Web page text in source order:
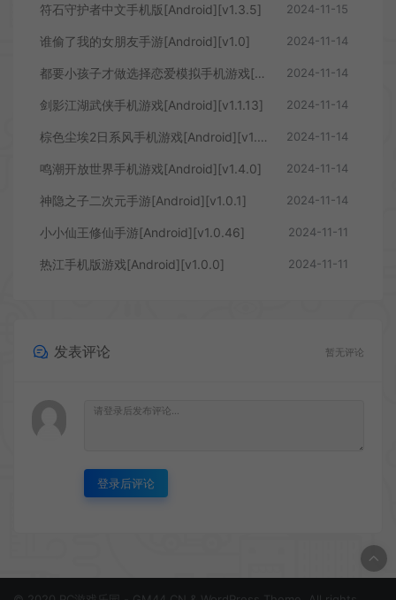
符石守护者中文手机版[Android][v1.3.5] 2024-11-15
谁偷了我的女朋友手游[Android][v1.0] 2024-11-14
都要小孩子才做选择恋爱模拟手机游戏[Android][v1.0.0.1] 2024-11-14
剑影江湖武侠手机游戏[Android][v1.1.13] 2024-11-14
棕色尘埃2日系风手机游戏[Android][v1.73.11] 2024-11-14
鸣潮开放世界手机游戏[Android][v1.4.0] 2024-11-14
神隐之子二次元手游[Android][v1.0.1] 2024-11-14
小小仙王修仙手游[Android][v1.0.46] 2024-11-11
热江手机版游戏[Android][v1.0.0] 2024-11-11
发表评论 暂无评论
登录后评论